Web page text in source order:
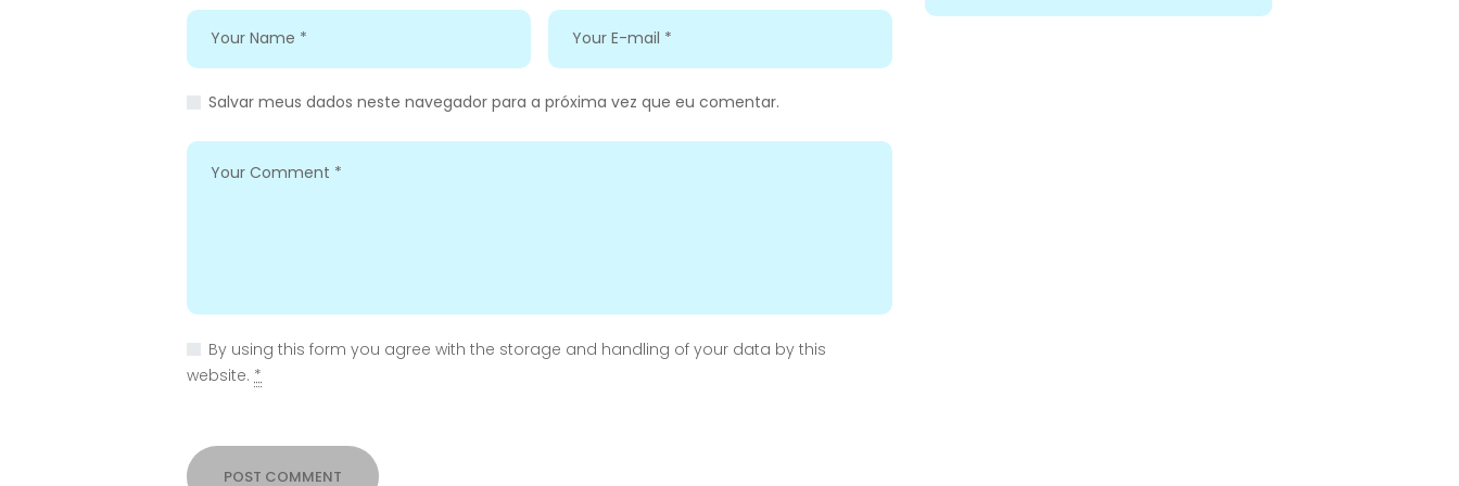
Salvar meus dados neste navegador para a próxima vez que eu comentar.
By using this form you agree with the storage and handling of your data by this
website. *